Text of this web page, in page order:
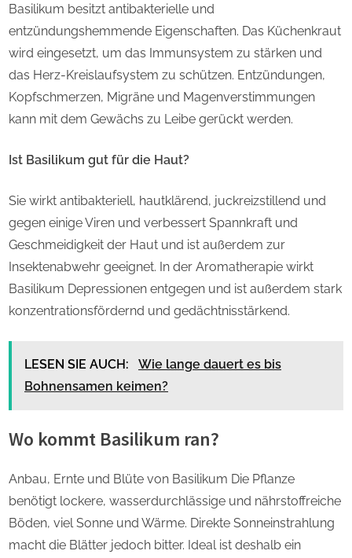
Basilikum besitzt antibakterielle und
entzündungshemmende Eigenschaften. Das Küchenkraut
wird eingesetzt, um das Immunsystem zu stärken und
das Herz-Kreislaufsystem zu schützen. Entzündungen,
Kopfschmerzen, Migräne und Magenverstimmungen
kann mit dem Gewächs zu Leibe gerückt werden.
Ist Basilikum gut für die Haut?
Sie wirkt antibakteriell, hautklärend, juckreizstillend und
gegen einige Viren und verbessert Spannkraft und
Geschmeidigkeit der Haut und ist außerdem zur
Insektenabwehr geeignet. In der Aromatherapie wirkt
Basilikum Depressionen entgegen und ist außerdem stark
konzentrationsfördernd und gedächtnisstärkend.
LESEN SIE AUCH:
Wie lange dauert es bis
Bohnensamen keimen?
Wo kommt Basilikum ran?
Anbau, Ernte und Blüte von Basilikum Die Pflanze
benötigt lockere, wasserdurchlässige und nährstoffreiche
Böden, viel Sonne und Wärme. Direkte Sonneinstrahlung
macht die Blätter jedoch bitter. Ideal ist deshalb ein